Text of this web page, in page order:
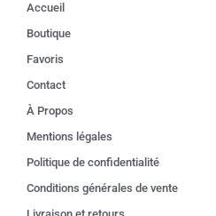
Accueil
Boutique
Favoris
Contact
À Propos
Mentions légales
Politique de confidentialité
Conditions générales de vente